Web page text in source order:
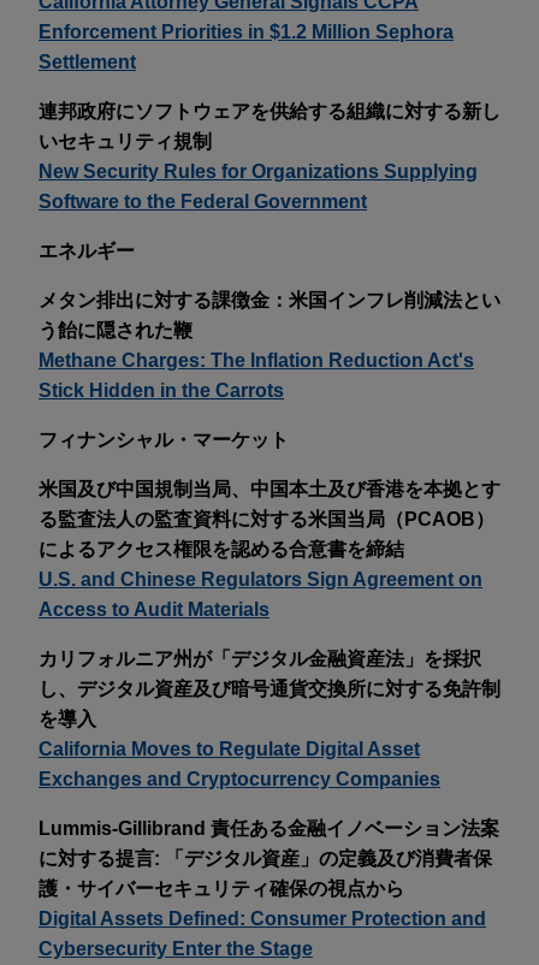
Enforcement Priorities in $1.2 Million Sephora
Settlement
連邦政府にソフトウェアを供給する組織に対する新し
いセキュリティ規制
New Security Rules for Organizations Supplying
Software to the Federal Government
エネルギー
メタン排出に対する課徴金：米国インフレ削減法とい
う飴に隠された鞭
Methane Charges: The Inflation Reduction Act's
Stick Hidden in the Carrots
フィナンシャル・マーケット
米国及び中国規制当局、中国本土及び香港を本拠とす
る監査法人の監査資料に対する米国当局（PCAOB）
によるアクセス権限を認める合意書を締結
U.S. and Chinese Regulators Sign Agreement on
Access to Audit Materials
カリフォルニア州が「デジタル金融資産法」を採択
し、デジタル資産及び暗号通貨交換所に対する免許制
を導入
California Moves to Regulate Digital Asset
Exchanges and Cryptocurrency Companies
Lummis-Gillibrand 責任ある金融イノベーション法案
に対する提言: 「デジタル資産」の定義及び消費者保
護・サイバーセキュリティ確保の視点から
Digital Assets Defined: Consumer Protection and
Cybersecurity Enter the Stage